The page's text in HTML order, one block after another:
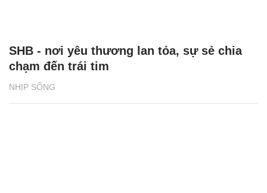
NHỊP SỐNG
SHB - nơi yêu thương lan tỏa, sự sẻ chia
chạm đến trái tim